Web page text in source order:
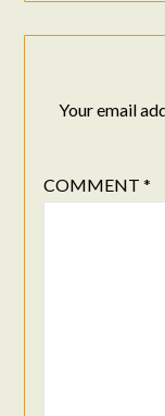
Your email
COMMENT *